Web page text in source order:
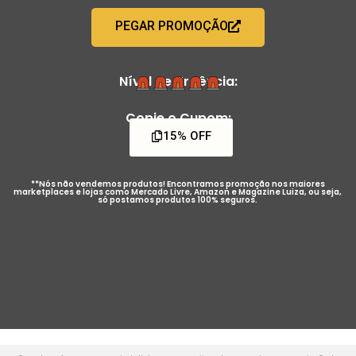
PEGAR PROMOÇÃO
Nível de Urgência:
Copie o Cupom:
15% OFF
**Nós não vendemos produtos! Encontramos promoção nos maiores
marketplaces e lojas como Mercado Livre, Amazon e Magazine Luiza, ou seja,
só postamos produtos 100% seguros.